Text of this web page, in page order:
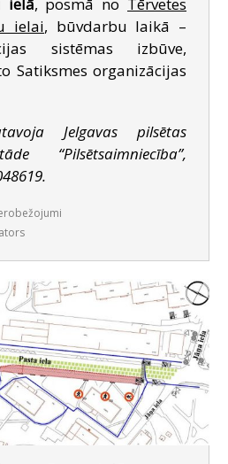
ielā, posmā no Tērvetes
ielai, būvdarbu laikā –
sistēmas izbūve,
Satiksmes organizācijas
Jelgavas pilsētas
“Pilsētsaimniecība”,